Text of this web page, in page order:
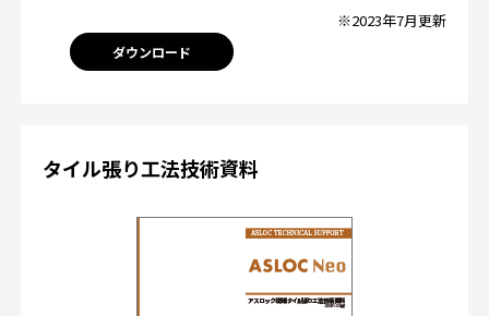
※2023年7月更新
ダウンロード
タイル張り工法技術資料